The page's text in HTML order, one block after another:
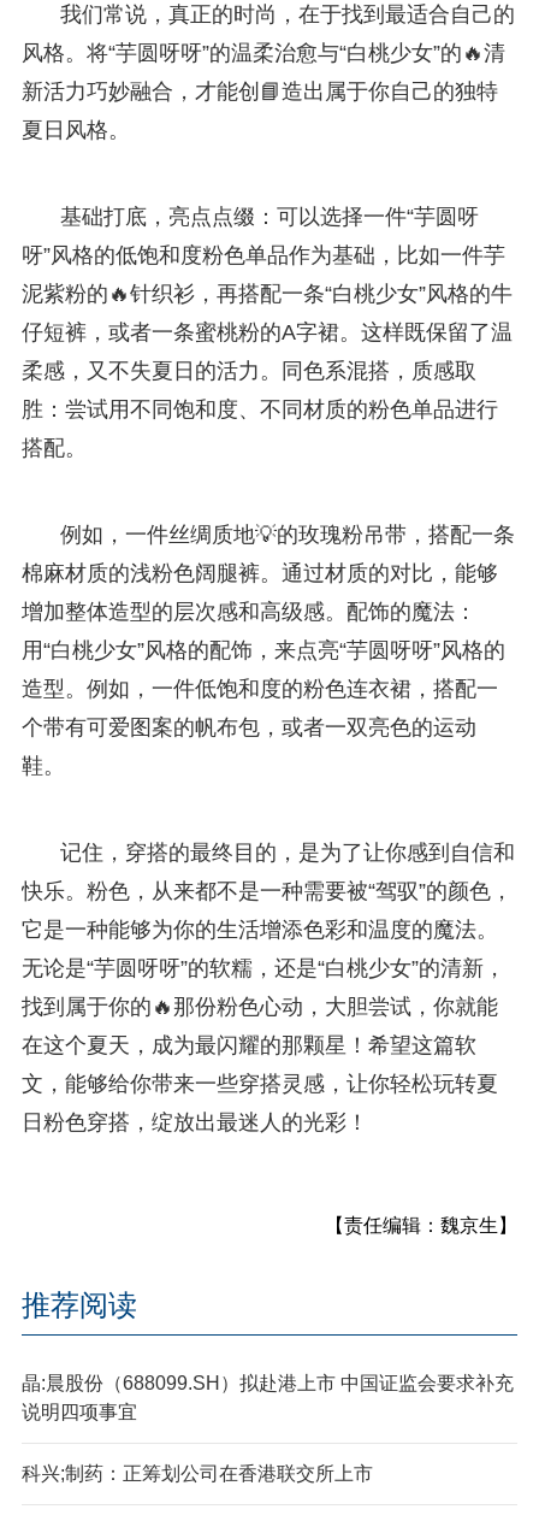
我们常说，真正的时尚，在于找到最适合自己的
风格。将“芋圆呀呀”的温柔治愈与“白桃少女”的🔥清
新活力巧妙融合，才能创📘造出属于你自己的独特
夏日风格。
基础打底，亮点点缀：可以选择一件“芋圆呀
呀”风格的低饱和度粉色单品作为基础，比如一件芋
泥紫粉的🔥针织衫，再搭配一条“白桃少女”风格的牛
仔短裤，或者一条蜜桃粉的A字裙。这样既保留了温
柔感，又不失夏日的活力。同色系混搭，质感取
胜：尝试用不同饱和度、不同材质的粉色单品进行
搭配。
例如，一件丝绸质地💡的玫瑰粉吊带，搭配一条
棉麻材质的浅粉色阔腿裤。通过材质的对比，能够
增加整体造型的层次感和高级感。配饰的魔法：
用“白桃少女”风格的配饰，来点亮“芋圆呀呀”风格的
造型。例如，一件低饱和度的粉色连衣裙，搭配一
个带有可爱图案的帆布包，或者一双亮色的运动
鞋。
记住，穿搭的最终目的，是为了让你感到自信和
快乐。粉色，从来都不是一种需要被“驾驭”的颜色，
它是一种能够为你的生活增添色彩和温度的魔法。
无论是“芋圆呀呀”的软糯，还是“白桃少女”的清新，
找到属于你的🔥那份粉色心动，大胆尝试，你就能
在这个夏天，成为最闪耀的那颗星！希望这篇软
文，能够给你带来一些穿搭灵感，让你轻松玩转夏
日粉色穿搭，绽放出最迷人的光彩！
【责任编辑：魏京生】
推荐阅读
晶:晨股份（688099.SH）拟赴港上市 中国证监会要求补充
说明四项事宜
科兴;制药：正筹划公司在香港联交所上市